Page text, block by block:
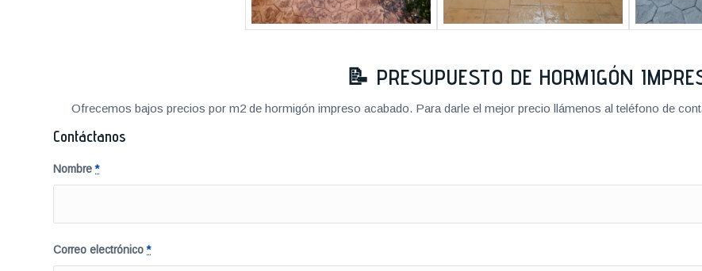
📝 PRESUPUESTO DE HORMIGÓN
Ofrecemos bajos precios por m2 de hormigón impreso acabado. Para darle el mejor precio llámenos al teléfono de
Contáctanos
Nombre*
Correo electrónico*